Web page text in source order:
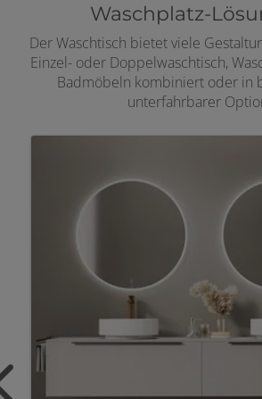
Waschplatz-
Der Waschtisch bietet viele
Einzel- oder Doppelwaschtisch,
Badmöbeln kombiniert oder in
unterfahrbarer